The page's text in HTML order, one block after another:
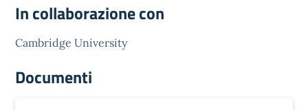
In collaborazione con
Cambridge University
Documenti